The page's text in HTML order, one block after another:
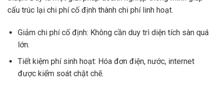
cấu trúc lại chi phí cố định thành chi phí linh hoạt.
Giảm chi phí cố định: Không cần duy trì diện tích sàn quá
lớn.
Tiết kiệm phí sinh hoạt: Hóa đơn điện, nước, internet
được kiểm soát chặt chẽ.